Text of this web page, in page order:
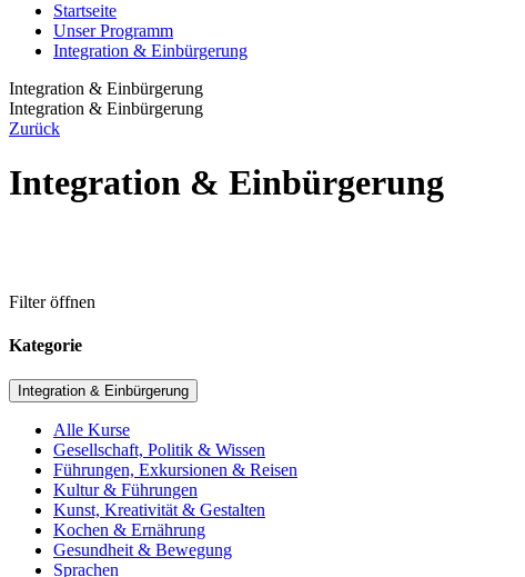
Startseite
Unser Programm
Integration & Einbürgerung
Integration & Einbürgerung
Integration & Einbürgerung
Zurück
Integration & Einbürgerung
Filter öffnen
Kategorie
Integration & Einbürgerung
Alle Kurse
Gesellschaft, Politik & Wissen
Führungen, Exkursionen & Reisen
Kultur & Führungen
Kunst, Kreativität & Gestalten
Kochen & Ernährung
Gesundheit & Bewegung
Sprachen